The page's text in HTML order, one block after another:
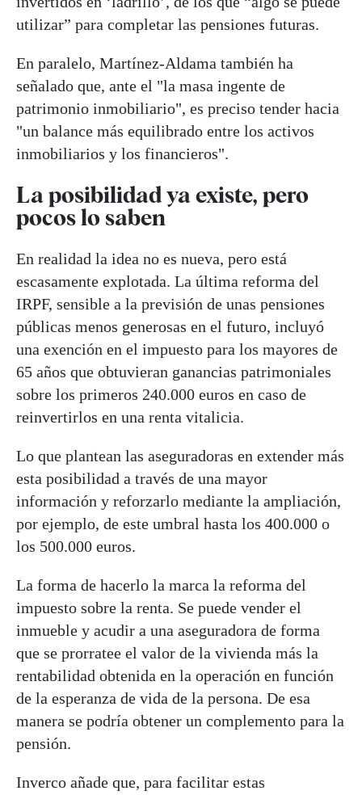
utilizar” para completar las pensiones futuras.
En paralelo, Martínez-Aldama también ha
señalado que, ante el "la masa ingente de
patrimonio inmobiliario", es preciso tender hacia
"un balance más equilibrado entre los activos
inmobiliarios y los financieros".
La posibilidad ya existe, pero
pocos lo saben
En realidad la idea no es nueva, pero está
escasamente explotada. La última reforma del
IRPF, sensible a la previsión de unas pensiones
públicas menos generosas en el futuro, incluyó
una exención en el impuesto para los mayores de
65 años que obtuvieran ganancias patrimoniales
sobre los primeros 240.000 euros en caso de
reinvertirlos en una renta vitalicia.
Lo que plantean las aseguradoras en extender más
esta posibilidad a través de una mayor
información y reforzarlo mediante la ampliación,
por ejemplo, de este umbral hasta los 400.000 o
los 500.000 euros.
La forma de hacerlo la marca la reforma del
impuesto sobre la renta. Se puede vender el
inmueble y acudir a una aseguradora de forma
que se prorratee el valor de la vivienda más la
rentabilidad obtenida en la operación en función
de la esperanza de vida de la persona. De esa
manera se podría obtener un complemento para la
pensión.
Inverco añade que, para facilitar estas